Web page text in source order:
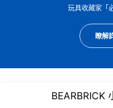
玩具收藏家「
瞭解
BEARBRICK